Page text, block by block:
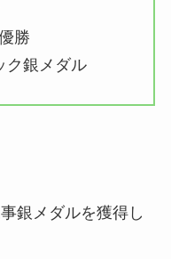
勝
ク銀メダル
銀メダルを獲得し